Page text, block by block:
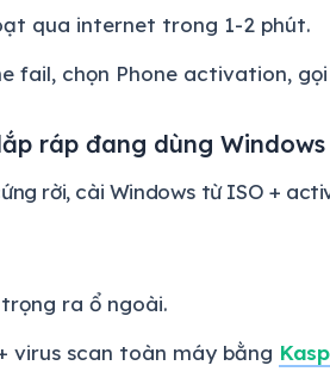
qua internet trong 1-2 phút.
fail, chọn Phone activation,
ráp đang dùng
rời, cài Windows từ ISO +
ra ổ ngoài.
virus scan toàn máy bằng